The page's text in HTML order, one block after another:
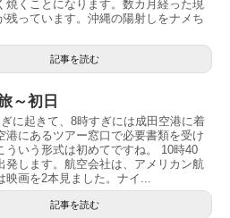
焼くことになります。数カ月経った現
残っています。沖縄の陽射しをナメち
記事を読む
～初日
に起きて、8時すぎには成田空港に着
港にあるツアー窓口で必要書類を受け
ういう形式は初めてですね。 10時40
発します。航空会社は、アメリカン航
映画を2本見ました。ナイ...
記事を読む